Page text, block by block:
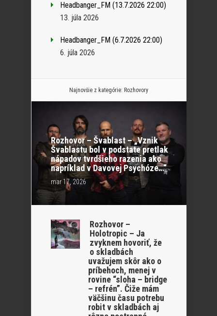
Headbanger_FM (13.7.2026 22:00)
13. júla 2026
Headbanger_FM (6.7.2026 22:00)
6. júla 2026
Najnovšie z kategórie: Rozhovory
Rozhovor – Švablast – „Vznik
Švablastu bol v podstate pretlak
nápadov tvrdšieho razenia ako
napríklad v Davovej Psychóze…“
mar 17, 2026
Rozhovor –
Holotropic – Ja
zvyknem hovoriť, že
o skladbách
uvažujem skôr ako o
príbehoch, menej v
rovine “sloha – bridge
– refrén”. Čiže mám
väčšinu času potrebu
robit v skladbách aj